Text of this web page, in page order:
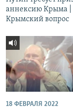
аннексию Крыма |
Крымский вопрос
18 ФЕВРАЛЯ 2022